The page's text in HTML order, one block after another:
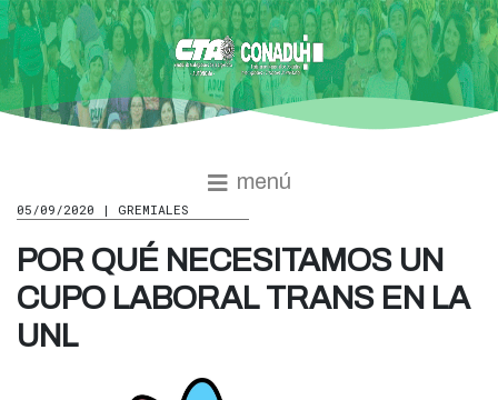
menú
05/09/2020 | GREMIALES
POR QUÉ NECESITAMOS UN
CUPO LABORAL TRANS EN LA
UNL